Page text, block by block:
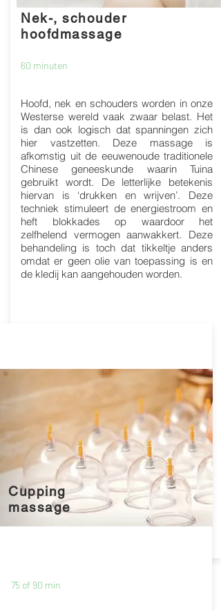
Nek-, schouder
hoofdmassage
60 minuten
Hoofd, nek en schouders worden in onze
Westerse wereld vaak zwaar belast. Het
is dan ook logisch dat spanningen zich
hier vastzetten. Deze massage is
afkomstig uit de eeuwenoude traditionele
Chinese geneeskunde waarin Tuina
gebruikt wordt. De letterlijke betekenis
hiervan is ‘drukken en wrijven’. Deze
techniek stimuleert de energiestroom en
heft blokkades op waardoor het
zelfhelend vermogen aanwakkert. Deze
behandeling is toch dat tikkeltje anders
omdat er geen olie van toepassing is en
de kledij kan aangehouden worden.
Cupping
massage
75 of 90 min